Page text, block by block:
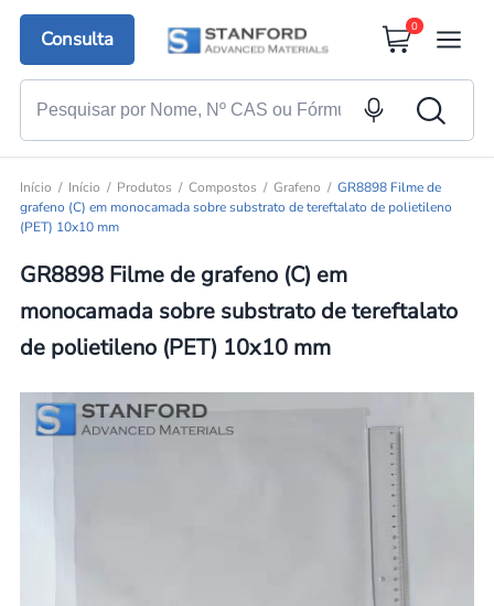
Consulta
0
Início Início Produtos Compostos Grafeno
GR8898 Filme de
grafeno (C) em monocamada sobre substrato de tereftalato de polietileno
(PET) 10x10 mm
GR8898 Filme de grafeno (C) em
monocamada sobre substrato de tereftalato
de polietileno (PET) 10x10 mm